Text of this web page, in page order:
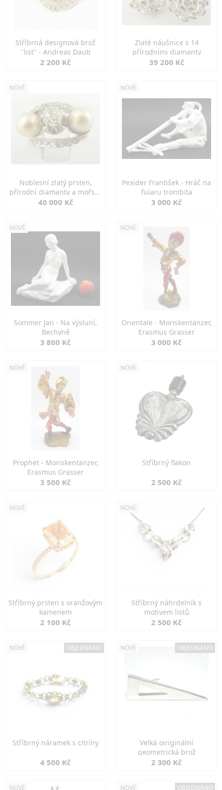
Stříbrná designová brož
"list" - Andreas Daub
2 200 Kč
Zlaté náušnice s 14
přírodními diamanty
39 200 Kč
NOVÉ
Noblesní zlatý prsten,
přírodní diamanty a mořské
perly
40 000 Kč
NOVÉ
Pexider František - Hráč na
fujaru trombita
3 000 Kč
NOVÉ
Sommer Jan - Na výsluní,
Bechyně
3 800 Kč
NOVÉ
Orientale - Moriskentänzer,
Erasmus Grasser
3 000 Kč
NOVÉ
Prophet - Moriskentänzer,
Erasmus Grasser
3 500 Kč
NOVÉ
Stříbrný flakon
2 500 Kč
NOVÉ
Stříbrný prsten s oranžovým
kamenem
2 100 Kč
NOVÉ
Stříbrný náhrdelník s
motivem listů
2 500 Kč
NOVÉ OBJEDNÁNO
Stříbrný náramek s citríny
4 500 Kč
NOVÉ OBJEDNÁNO
Velká oiriginální
geometrická brož
2 300 Kč
NOVÉ NOVÉ OBJEDNÁNO